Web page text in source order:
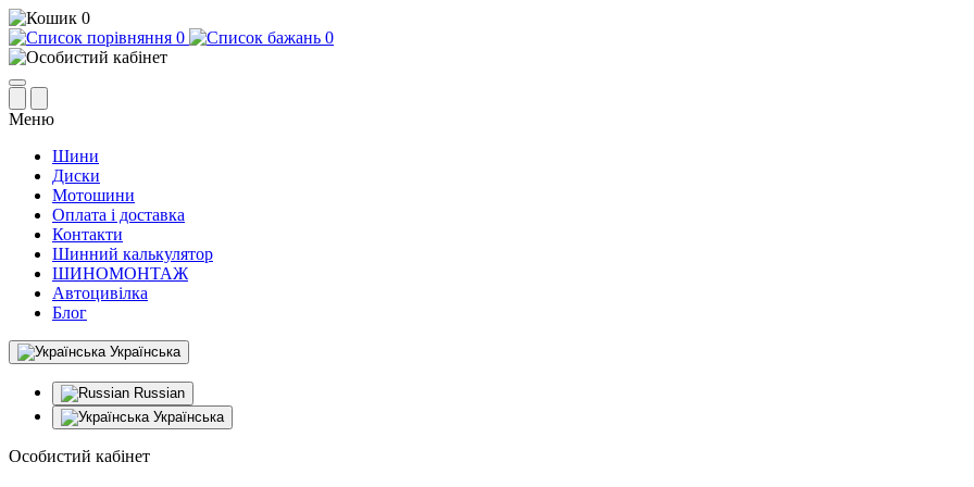
0
0
0
Меню
Шини
Диски
Мотошини
Оплата і доставка
Контакти
Шинний калькулятор
ШИНОМОНТАЖ
Автоцивілка
Блог
Українська
Russian
Українська
Особистий кабінет